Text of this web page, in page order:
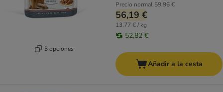
3 opciones
Precio normal 59,96 €
56,19 €
13,77 € / kg
52,82 €
Añadir a la cesta